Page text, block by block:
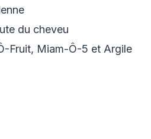
du cheveu
Fruit, Miam-Ô-5 et Argile